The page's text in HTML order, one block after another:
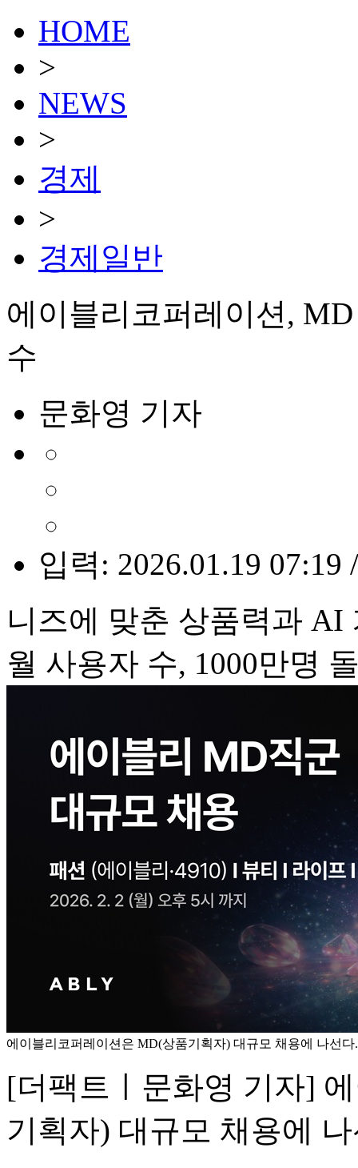
HOME
>
NEWS
>
경제
>
경제일반
에이블리코퍼레이션,
수
문화영 기자
입력: 2026.01.19 07:19
니즈에 맞춘 상품력과 AI
월 사용자 수, 1000만명
에이블리코퍼레이션은 MD(상품기획자) 대규모 채용에 나선
[더팩트ㅣ문화영 기자]
기획자) 대규모 채용에